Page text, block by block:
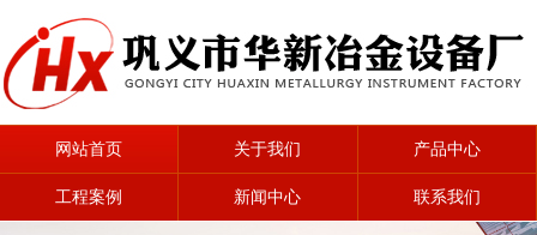
网站首页 关于我们 产品中心
工程案例 新闻中心 联系我们